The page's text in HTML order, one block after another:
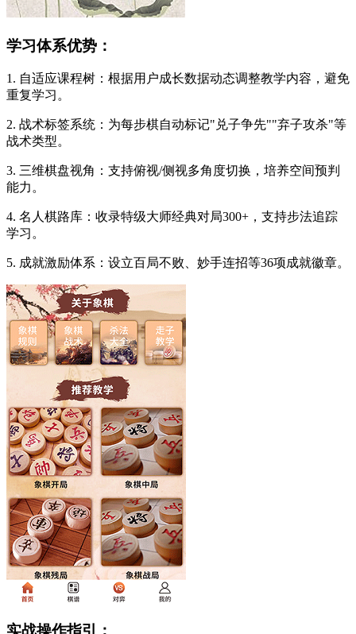
学习体系优势：
1. 自适应课程树：根据用户成长数据动态调整教学内容，避免
重复学习。
2. 战术标签系统：为每步棋自动标记"兑子争先""弃子攻杀"等
战术类型。
3. 三维棋盘视角：支持俯视/侧视多角度切换，培养空间预判
能力。
4. 名人棋路库：收录特级大师经典对局300+，支持步法追踪
学习。
5. 成就激励体系：设立百局不败、妙手连招等36项成就徽章。
实战操作指引：